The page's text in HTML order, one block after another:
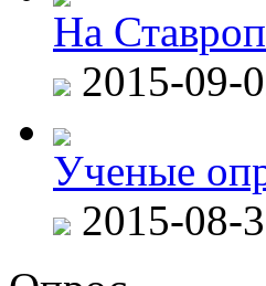
На
2015-09-
Ученые
2015-08-